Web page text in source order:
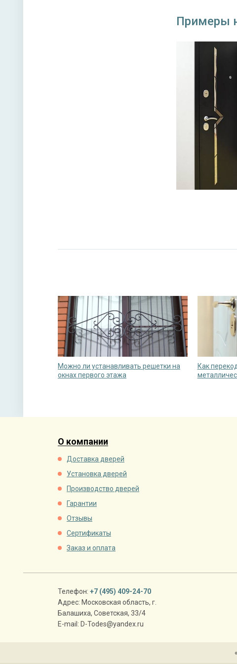
Примеры
Можно ли устанавливать решетки на
окнах первого этажа
Как
О компании
Доставка дверей
Установка дверей
Производство дверей
Гарантии
Отзывы
Сертификаты
Заказ и оплата
Телефон: +7 (495) 409-24-70
Адрес: Московская область, г.
Балашиха, Советская, 33/4
E-mail: D-Todes@yandex.ru